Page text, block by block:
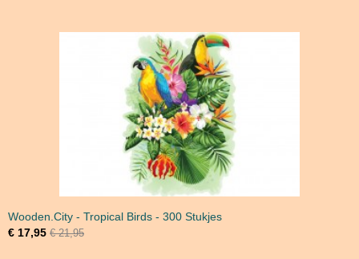
Wooden.City - Tropical Birds - 300 Stukjes
€ 17,95 € 21,95